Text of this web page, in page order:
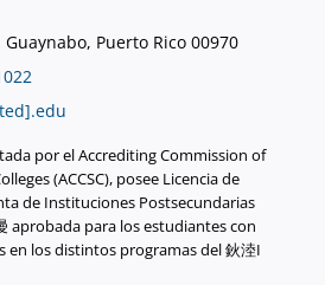
Guaynabo, Puerto Rico 00970
.edu
por el Accrediting Commission of
(ACCSC), posee Licencia de
de Instituciones Postsecundarias
aprobada para los estudiantes con
en los distintos programas del 鈥淕I